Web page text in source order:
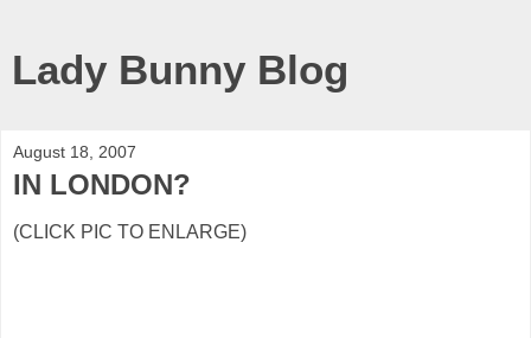
Lady Bunny Blog
August 18, 2007
IN LONDON?
(CLICK PIC TO ENLARGE)